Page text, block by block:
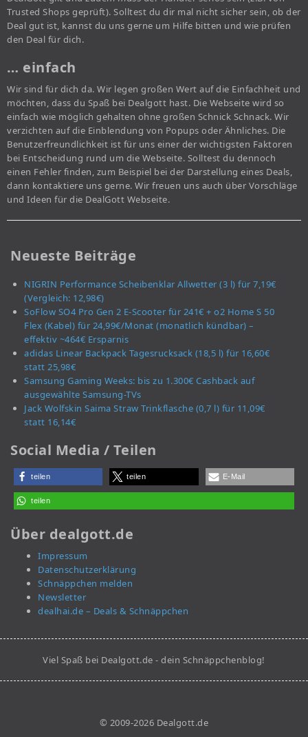
Trusted Shops geprüft). Solltest du dir mal nicht sicher sein, ob der
Deal gut ist, kannst du uns gerne um Hilfe bitten und wie prüfen
den Deal für dich.
… einfach
Wir sind für dich da. Wir legen großen Wert auf die Einfachheit und
möchten, dass du Spaß bei Dealgott hast. Die Webseite wird so
einfach wie möglich gehalten ohne großen Schnick Schnack. Wir
verzichten auf die Einblendung von Popups oder Ähnliches. Die
Benutzerfreundlichkeit ist für uns einer der wichtigsten Faktoren
bei Entscheidung rund um die Webseite. Solltest du dennoch
einen Fehler finden, zum Beispiel bei der Darstellung eines Deals,
dann kontaktiere uns gerne. Wir freuen uns auch über Vorschläge
und Ideen für die DealGott Webseite.
Neueste Beiträge
NIGRIN Performance Scheibenklar Allwetter (3 l) für 7,19€
(Vergleich: 12,98€)
SoFlow SO4 Pro Gen 2 E-Scooter für 241€ + o2 Home S 50
Flex (Kabel) für 24,99€/Monat (monatlich kündbar) –
effektiv ~464€ Ersparnis
adidas Linear Backpack Tagesrucksack (18,5 l) für 16,60€
statt 25,98€
Samsung Gaming Weeks: bis zu 1.300€ Cashback auf
ausgewählte Samsung-TVs
Jack Wolfskin Saima Straw Trinkflasche (0,7 l) für 11,09€
statt 16,14€
Social Media / Teilen
teilen teilen E-Mail
teilen
Über dealgott.de
Impressum
Datenschutzerklärung
Schnäppchen melden
Newsletter
dealhai.de – Deals & Schnäppchen
Viel Spaß bei Dealgott.de - dein Schnäppchenblog!
© 2009-2026 Dealgott.de